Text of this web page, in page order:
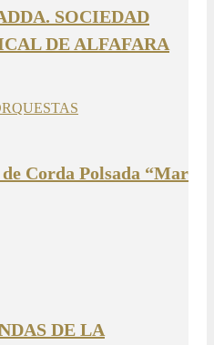
SOCIEDAD
DE ALFAFARA
Corda Polsada “Mar
DE LA